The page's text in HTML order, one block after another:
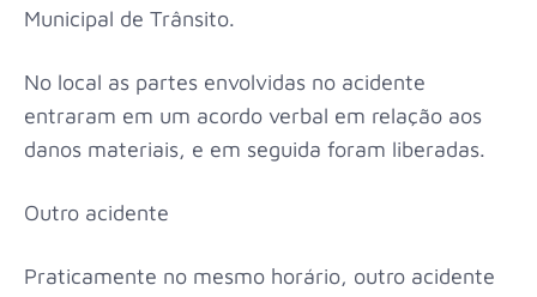
Municipal de Trânsito.
No local as partes envolvidas no acidente
entraram em um acordo verbal em relação aos
danos materiais, e em seguida foram liberadas.
Outro acidente
Praticamente no mesmo horário, outro acidente